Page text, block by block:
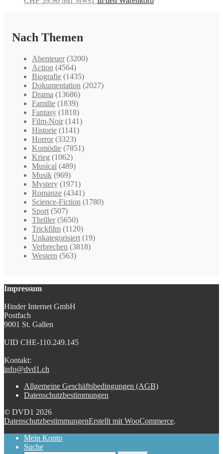
Nach Themen
Abenteuer (3200)
Action (4564)
Biografie (1435)
Dokumentation (2027)
Drama (13686)
Familie (1839)
Fantasy (1818)
Film-Noir (141)
Historie (1141)
Horror (3323)
Komödie (7851)
Krieg (1062)
Musical (489)
Musik (969)
Mystery (1971)
Romanze (4341)
Science-Fiction (1780)
Sport (507)
Thriller (5650)
Trickfilm (1120)
Unkategorisiert (19)
Verbrechen (3818)
Western (563)
Impressum
Hinder Internet GmbH
Postfach
9001 St. Gallen
UID CHE-110.249.145
Kontakt:
info@dvd1.ch
Allgemeine Geschäftsbedingungen (AGB)
Datenschutzbestimmungen
© DVD1 2026
DatenschutzbestimmungenErstellt mit WooCommerce.
Mein Konto
Suche